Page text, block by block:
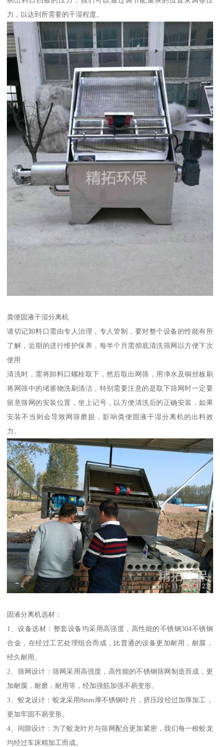
力，以达到所需要的干湿程度。
粪便固液干湿分离机
请切记卸料口需由专人治理，专人管制，要对整个设备的性能有所
了解，近期的进行维护保养，每半个月需彻底清洗筛网以方便下次
使用
清洗时，需将卸料口螺栓取下，然后取出网筛，用净水及铜丝板刷
将网筛中的堵塞物洗刷清洁，特别需要注意的是取下筛网时一定要
留意筛网的安装位置，坐上记号，以方便清洗后的正确安装，如果
安装不当则会导致网筛磨损，影响粪便固液干湿分离机的出料效
力。
固液分离机选材：
1、设备选材：整套设备均采用高强度，高性能的不锈钢304不锈钢
合金，在经过工艺处理组合而成，比普通的设备更加耐用，耐腐，
经久耐用。
2、筛网设计：筛网采用高强度，高性能的不锈钢筛网制造而成，更
加耐腐，耐磨，耐用等，经加强筋加强不易变形。
3、蛟龙设计：蛟龙采用8mm厚不锈钢叶片，挤压段经过加厚加工，
更加牢固不易变形。
4、间隙设计：为了蛟龙叶片与筛网配合更加紧密，我们每一根蛟龙
均经过车床精加工而成。